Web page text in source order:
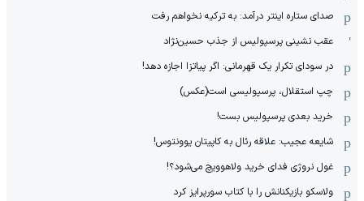
صدای ستاره اینتر درآمد: به ترکیه نخواهم رفت
عقب نشینی پرسپولیس از جذب حسین‌نژاد
در سودای تکرار یک قهرمانی: اگر پیاتزا اجازه دهد!
چپ استقلال، پرسپولیسی است(عکس)
خرید بعدی پرسپولیس بست!
شایعه عجیب: علاقه رئال به کاپیتان یوونتوس!
غول نروژی فدای خرید ولاهوویچ می‌شود؟!
ولاسکو بازیکنانش را با کتاب سورپرایز کرد